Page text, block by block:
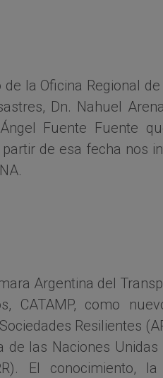
la Oficina Regional
Dn. Nahuel
Fuente Fuente
de esa fecha nos
Argentina del
CATAMP, como
Resilientes
las Naciones
El conocimiento,